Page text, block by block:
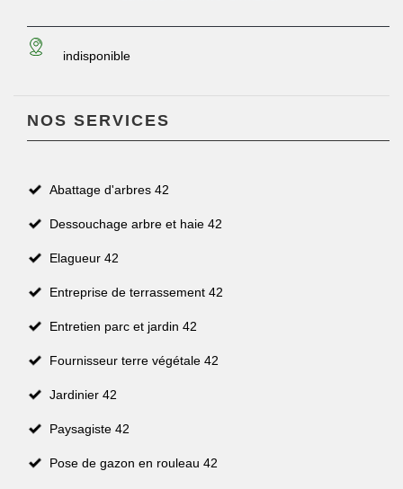
indisponible
NOS SERVICES
Abattage d'arbres 42
Dessouchage arbre et haie 42
Elagueur 42
Entreprise de terrassement 42
Entretien parc et jardin 42
Fournisseur terre végétale 42
Jardinier 42
Paysagiste 42
Pose de gazon en rouleau 42